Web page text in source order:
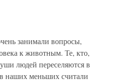
занимали вопросы,
к животным. Те, кто,
людей переселяются в
наших меньших считали